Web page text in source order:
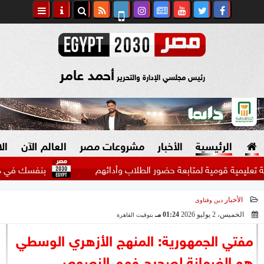
رئيس مجلسي الإدارة والتحرير أحمد عامر
الرئيسية الأخبار
السياسة
الرئاسة
مشروعات مصر
صنع في مصر
العالم الآن
بنفسك في دقائق.. لمتابعة حضور الطلاب وأدائهم
الأخبار دين وفتاوى
الخميس، 2 يوليو 2026 01:24 مـ بتوقيت القاهرة
مفتي الجمهورية: المنهج الأزهري الوسطي